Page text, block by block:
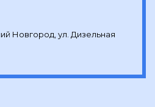
Новгород, ул. Дизельная